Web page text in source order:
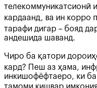
телекоммуникатсионӣ
кардаанд, ва ин корро
тарафи дигар – бояд
андешида шаванд.
Чиро ба қатори
кард? Пеш аз ҳама,
инкишофёфтаеро, ки
тамоми кишвар